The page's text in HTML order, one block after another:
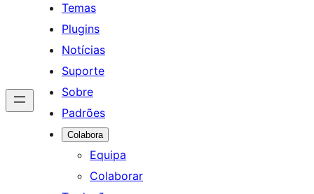
Temas
Plugins
Notícias
Suporte
Sobre
Padrões
Colabora
Equipa
Colaborar